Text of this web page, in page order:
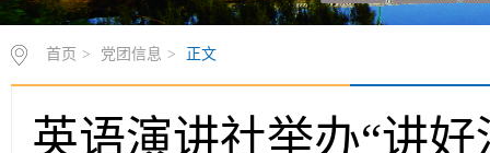
首页 > 党团信息 > 正文
英语演讲社举办“讲